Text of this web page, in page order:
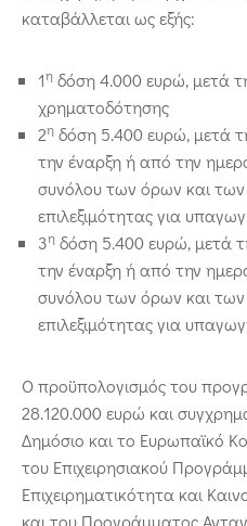
καταβάλλεται ως εξής:
1η δόση 4.000 ευρώ, μετά
χρηματοδότησης
2η δόση 5.400 ευρώ, μετά
την έναρξη ή από την
συνόλου των όρων και
επιλεξιμότητας για
3η δόση 5.400 ευρώ, μετά
την έναρξη ή από την
συνόλου των όρων και
επιλεξιμότητας για
Ο προϋπολογισμός του
28.120.000 ευρώ και
Δημόσιο και το Ευρωπαϊκό
του Επιχειρησιακού
Επιχειρηματικότητα και
και του Προγράμματος